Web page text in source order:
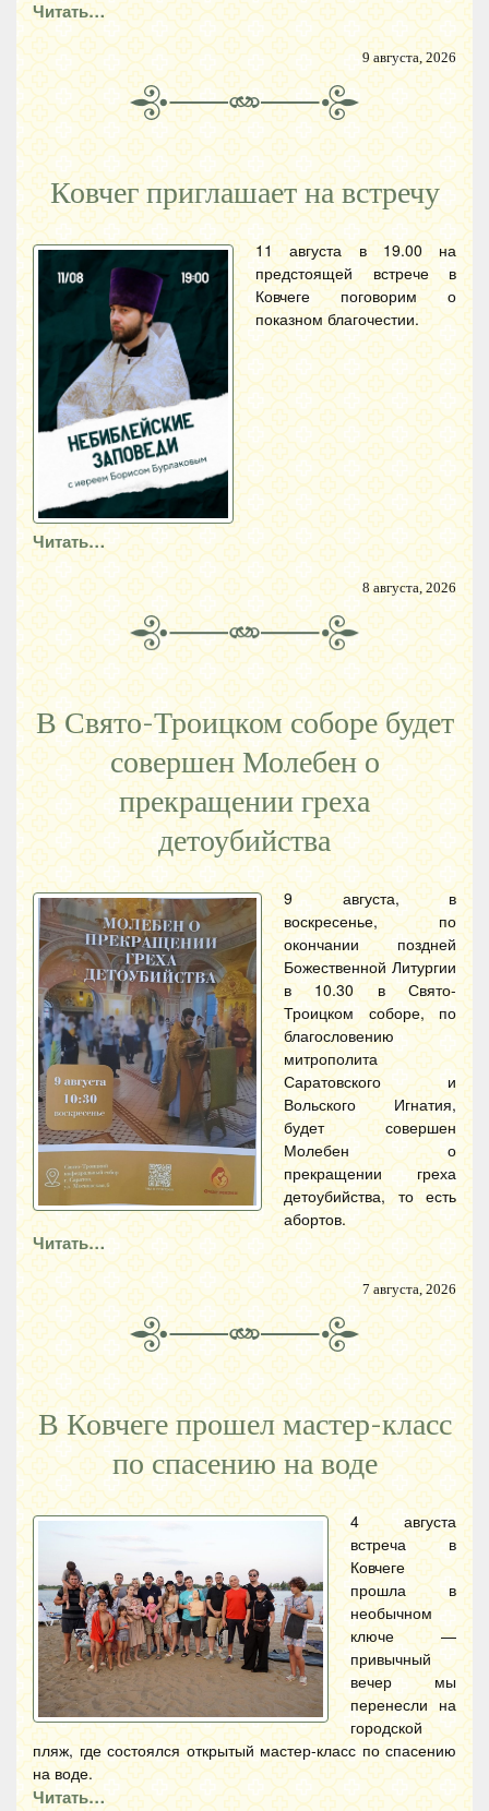
Читать…
9 августа, 2026
Ковчег приглашает на встречу
11 августа в 19.00 на
предстоящей встрече в
Ковчеге поговорим о
показном благочестии.
Читать…
8 августа, 2026
В Свято-Троицком соборе будет
совершен Молебен о
прекращении греха
детоубийства
9 августа, в
воскресенье, по
окончании поздней
Божественной Литургии
в 10.30 в Свято-
Троицком соборе, по
благословению
митрополита
Саратовского и
Вольского Игнатия,
будет совершен
Молебен о
прекращении греха
детоубийства, то есть
абортов.
Читать…
7 августа, 2026
В Ковчеге прошел мастер-класс
по спасению на воде
4 августа
встреча в
Ковчеге
прошла в
необычном
ключе —
привычный
вечер мы
перенесли на
городской
пляж, где состоялся открытый мастер-класс по спасению
на воде.
Читать…